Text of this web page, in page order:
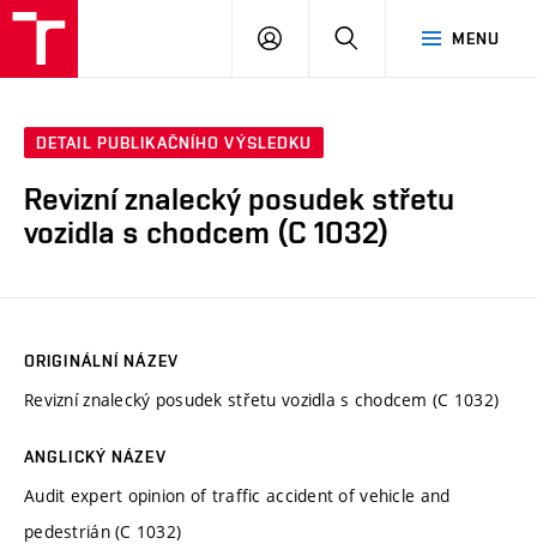
MENU
PŘIHLÁSIT
DETAIL PUBLIKAČNÍHO VÝSLEDKU
Revizní znalecký posudek střetu
vozidla s chodcem (C 1032)
ORIGINÁLNÍ NÁZEV
Revizní znalecký posudek střetu vozidla s chodcem (C 1032)
ANGLICKÝ NÁZEV
Audit expert opinion of traffic accident of vehicle and
pedestrián (C 1032)